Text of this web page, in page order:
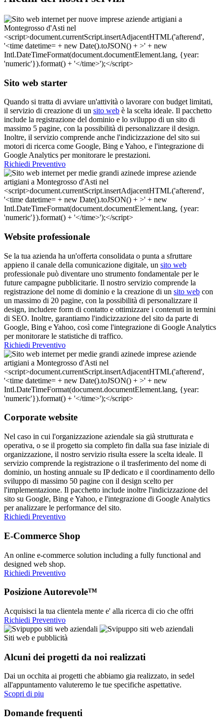
Sito web starter
Quando si tratta di avviare un'attività o lavorare con budget limitati,
il servizio di creazione di un sito web è la scelta ideale. Il pacchetto
include la registrazione del dominio e lo sviluppo di un sito di
massimo 5 pagine, con la possibilità di personalizzare il design.
Inoltre, il servizio comprende anche l'indicizzazione del sito sui
motori di ricerca come Google, Bing e Yahoo, e l'integrazione di
Google Analytics per monitorare le prestazioni.
Richiedi Preventivo
Website professionale
Se la tua azienda ha un'offerta consolidata o punta a sfruttare
appieno il canale della comunicazione digitale, un sito web
professionale può diventare uno strumento fondamentale per le
future campagne pubblicitarie. Il nostro servizio comprende la
registrazione del nome di dominio e la creazione di un sito web con
un massimo di 20 pagine, con la possibilità di personalizzare il
design, includere form di contatto e ottimizzare i contenuti in termini
di SEO. Inoltre, garantiamo l'indicizzazione del sito da parte di
Google, Bing e Yahoo, così come l'integrazione di Google Analytics
per monitorare le statistiche di traffico.
Richiedi Preventivo
Corporate website
Nel caso in cui l'organizzazione aziendale sia già strutturata e
operativa, o se il progetto sia completo fin dalla sua fase iniziale di
organizzazione, il nostro servizio risulta essere la scelta ideale. Il
servizio comprende la registrazione o il trasferimento del nome di
dominio, un hosting annuale su IP dedicato e il coordinamento dello
sviluppo di massimo 50 pagine con il design scelto per
l'implementazione. Il pacchetto include inoltre l'indicizzazione del
sito su Google, Bing e Yahoo, e l'integrazione di Google Analytics
per analizzare le performance del sito.
Richiedi Preventivo
E-Commerce Shop
An online e-commerce solution including a fully functional and
designed web shop.
Richiedi Preventivo
Posizione Autorevole™
Acquisisci la tua clientela mente e' alla ricerca di cio che offri
Richiedi Preventivo
Siti web e pubblicità
Alcuni dei progetti da noi realizzati
Dai un occhita ai progetti che abbiamo gia realizzato, in sedel
all'appuntamento valuteremo le tue specifiche aspettative.
Scopri di piu
Domande frequenti